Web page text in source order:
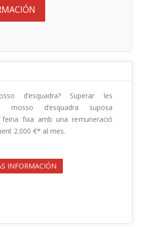
d’esquadra? Superar les
mosso d’esquadra suposa
feina fixa amb una remuneració
2.000 €* al mes.
INFORMACIÓN